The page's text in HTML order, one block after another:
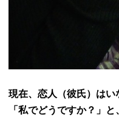
現在、恋人（彼氏）はい
「私でどうですか？」